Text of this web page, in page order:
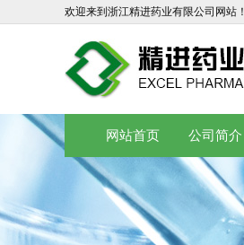
欢迎来到浙江精进药业有限公司网站！
网站首页 公司简介